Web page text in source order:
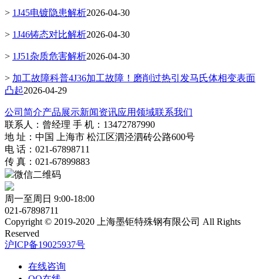
> 1J45电镀隐患解析2026-04-30
> 1J46铸态对比解析2026-04-30
> 1J51杂质危害解析2026-04-30
> 加工故障科普4J36加工故障！磨削过热引发马氏体相变表面
凸起2026-04-29
公司简介产品展示新闻资讯应用领域联系我们
联系人：曾经理 手 机：13472787990
地 址：中国 上海市 松江区泗泾泗砖公路600号
电 话：021-67898711
传 真：021-67899883
微信二维码
周一至周日 9:00-18:00
021-67898711
Copyright © 2019-2020 上海墨钜特殊钢有限公司 All Rights
Reserved
沪ICP备19025937号
在线咨询